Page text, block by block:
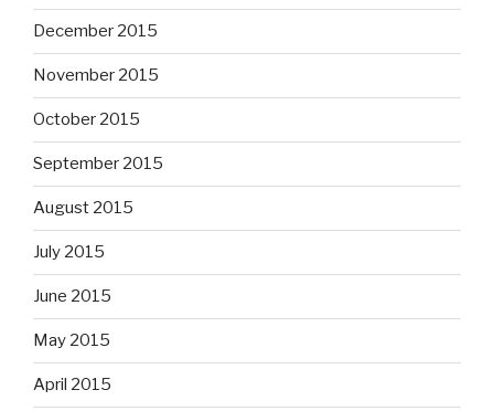
December 2015
November 2015
October 2015
September 2015
August 2015
July 2015
June 2015
May 2015
April 2015